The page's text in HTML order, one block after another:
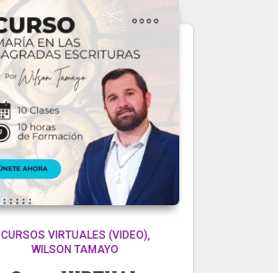
CURSOS VIRTUALES (VIDEO)
WILSON TAMAYO